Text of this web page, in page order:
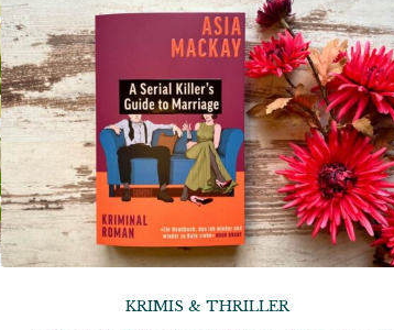
KRIMIS & THRILLER